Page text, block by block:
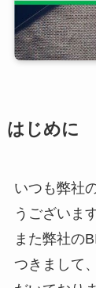
はじめに
いつも弊社
うございます
また弊社の
つきまして